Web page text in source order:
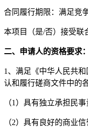
合同履行期限：满足竞
本项目（是/否）接受联
二、申请人的资格要求：
1、满足《中华人民共
认和履行磋商文件中的
（1 ）具有独立承担民事
（2）具有良好的商业信